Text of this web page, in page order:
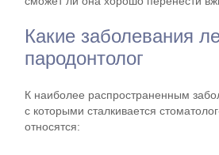
Какие заболевания
пародонтолог
К наиболее распространенным
с которыми сталкивается
относятся: